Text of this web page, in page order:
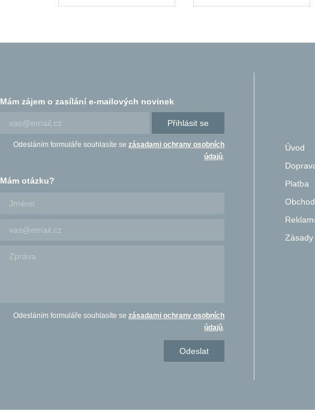
Mám zájem o zasílání e-mailových novinek
Přihlásit se
Odesláním formuláře souhlasíte sezásadami ochrany osobních
údajů.
Mám otázku?
Odesláním formuláře souhlasíte sezásadami ochrany osobních
údajů.
Úvod
Platba